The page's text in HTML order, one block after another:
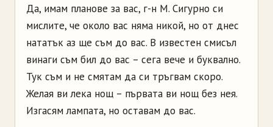
Да, имам планове за вас, г-н М. Сигурно си
мислите, че около вас няма никой, но от днес
нататък аз ще съм до вас. В известен смисъл
винаги съм бил до вас – сега вече и буквално.
Тук съм и не смятам да си тръгвам скоро.
Желая ви лека нощ – първата ви нощ без нея.
Изгасям лампата, но оставам до вас.